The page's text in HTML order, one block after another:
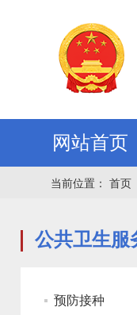
网站首页
当前位置： 首页
公共卫生服
预防接种